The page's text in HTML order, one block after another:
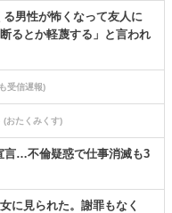
男性が怖くなって友人に
るとか軽蔑する」と言われ
受信遅報)
(おたくみくす)
言…不倫疑惑で仕事消滅も3
に見られた。謝罪もなく